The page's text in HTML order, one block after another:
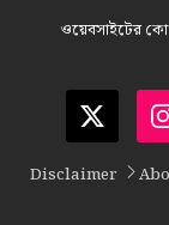
ওয়েবসাইটের
Disclaimer